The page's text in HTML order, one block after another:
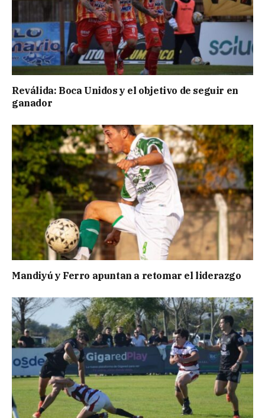
Reválida: Boca Unidos y el objetivo de seguir en
ganador
Mandiyú y Ferro apuntan a retomar el liderazgo